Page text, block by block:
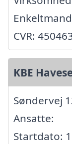
CVR:
KBE
Søndervej
Ansatte:
Startdato: